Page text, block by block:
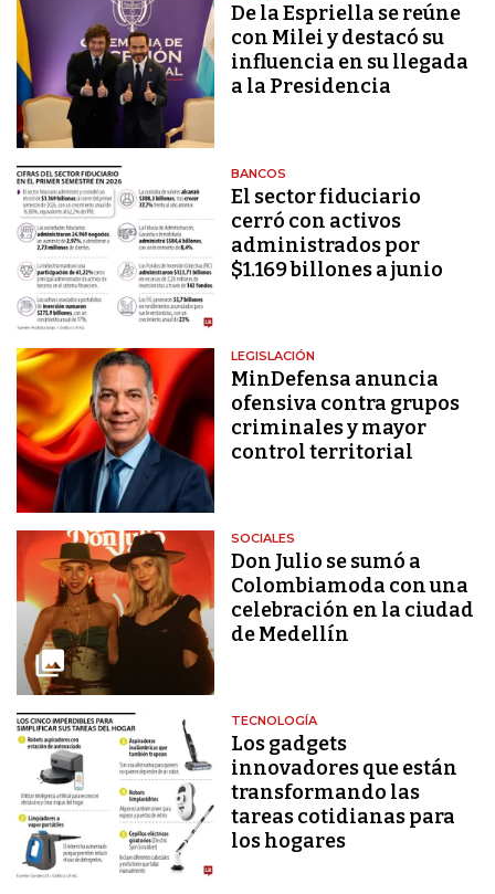
De la Espriella se reúne
con Milei y destacó su
influencia en su llegada
a la Presidencia
BANCOS
El sector fiduciario
cerró con activos
administrados por
$1.169 billones a junio
LEGISLACIÓN
MinDefensa anuncia
ofensiva contra grupos
criminales y mayor
control territorial
SOCIALES
Don Julio se sumó a
Colombiamoda con una
celebración en la ciudad
de Medellín
TECNOLOGÍA
Los gadgets
innovadores que están
transformando las
tareas cotidianas para
los hogares